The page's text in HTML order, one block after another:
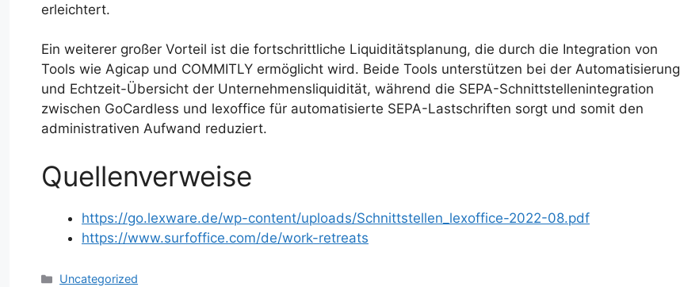
erleichtert.
Ein weiterer großer Vorteil ist die fortschrittliche Liquiditätsplanung, die durch die Integration von
Tools wie Agicap und COMMITLY ermöglicht wird. Beide Tools unterstützen bei der Automatisierung
und Echtzeit-Übersicht der Unternehmensliquidität, während die SEPA-Schnittstellenintegration
zwischen GoCardless und lexoffice für automatisierte SEPA-Lastschriften sorgt und somit den
administrativen Aufwand reduziert.
Quellenverweise
https://go.lexware.de/wp-content/uploads/Schnittstellen_lexoffice-2022-08.pdf
https://www.surfoffice.com/de/work-retreats
Kategorien
Uncategorized